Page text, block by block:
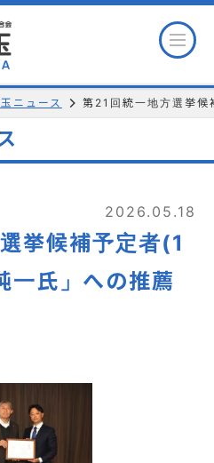
ニュース 第21回統一地方選挙
2026.05.18
挙候補予定者(1
一氏」への推薦